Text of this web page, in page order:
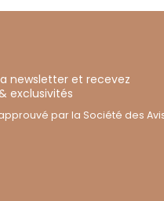
newsletter et recevez
exclusivités
par la Société des